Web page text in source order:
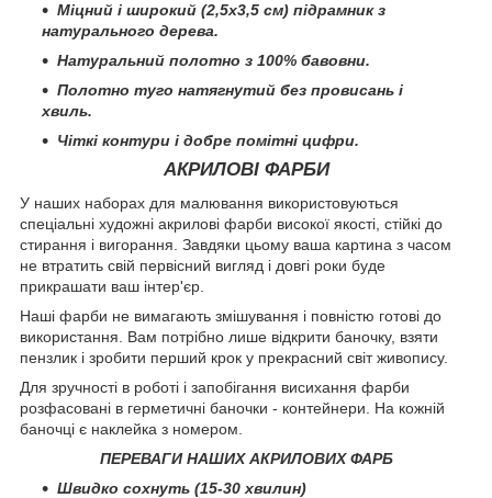
Міцний і широкий (2,5х3,5 см) підрамник з
натурального дерева.
Натуральний полотно з 100% бавовни.
Полотно туго натягнутий без провисань і
хвиль.
Чіткі контури і добре помітні цифри.
АКРИЛОВІ ФАРБИ
У наших наборах для малювання використовуються
спеціальні художні акрилові фарби високої якості, стійкі до
стирання і вигорання. Завдяки цьому ваша картина з часом
не втратить свій первісний вигляд і довгі роки буде
прикрашати ваш інтер'єр.
Наші фарби не вимагають змішування і повністю готові до
використання. Вам потрібно лише відкрити баночку, взяти
пензлик і зробити перший крок у прекрасний світ живопису.
Для зручності в роботі і запобігання висихання фарби
розфасовані в герметичні баночки - контейнери. На кожній
баночці є наклейка з номером.
ПЕРЕВАГИ НАШИХ АКРИЛОВИХ ФАРБ
Швидко сохнуть (15-30 хвилин)